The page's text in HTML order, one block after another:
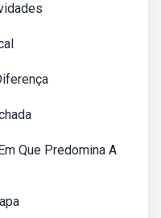
Que Predomina A